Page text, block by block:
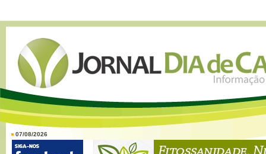
07/08/2026